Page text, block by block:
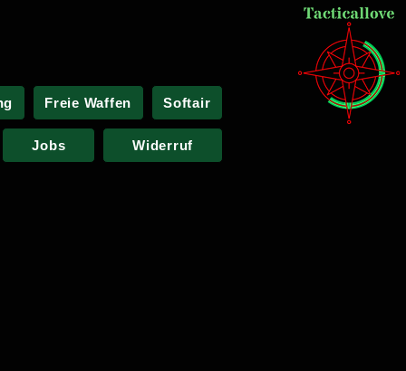
Freie Waffen Softair
Jobs Widerruf